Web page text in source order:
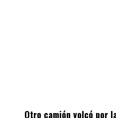
Otro camión volcó por